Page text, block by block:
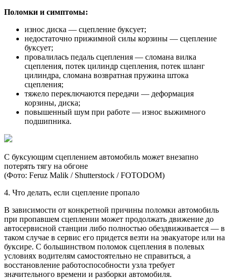
Поломки и симптомы:
износ диска — сцепление буксует;
недостаточно прижимной силы корзины — сцепление
буксует;
провалилась педаль сцепления — сломана вилка
сцепления, потек цилиндр сцепления, потек шланг
цилиндра, сломана возвратная пружина штока
сцепления;
тяжело переключаются передачи — деформация
корзины, диска;
повышенный шум при работе — износ выжимного
подшипника.
С буксующим сцеплением автомобиль может внезапно
потерять тягу на обгоне
(Фото: Feruz Malik / Shutterstock / FOTODOM)
4. Что делать, если сцепление пропало
В зависимости от конкретной причины поломки автомобиль
при пропавшем сцеплении может продолжать движение до
автосервисной станции либо полностью обездвиживается — в
таком случае в сервис его придется везти на эвакуаторе или на
буксире. С большинством поломок сцепления в полевых
условиях водителям самостоятельно не справиться, а
восстановление работоспособности узла требует
значительного времени и разборки автомобиля.